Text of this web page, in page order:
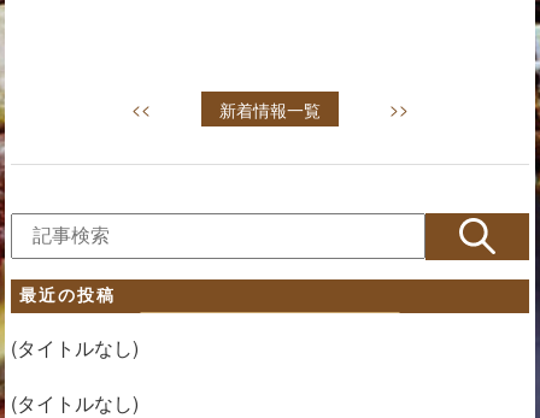
<< 新着情報一覧 >>
最近の投稿
(タイトルなし)
(タイトルなし)